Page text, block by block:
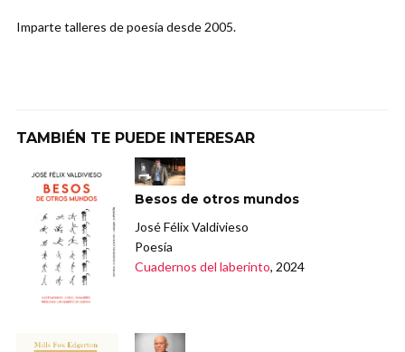
Imparte talleres de poesía desde 2005.
TAMBIÉN TE PUEDE INTERESAR
Besos de otros mundos
José Félix Valdivieso
Poesía
Cuadernos del laberinto, 2024